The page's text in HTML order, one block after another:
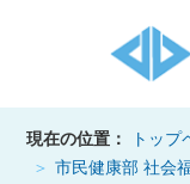
現在の位置： トップ
市民健康部 社会